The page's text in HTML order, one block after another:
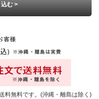
む >
料無料です。(沖縄・離島は除く)